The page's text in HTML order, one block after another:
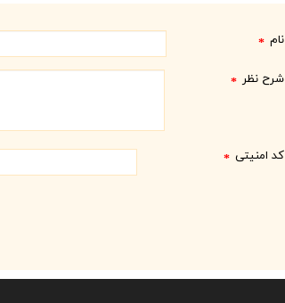
نام *
شرح نظر *
کد امنیتی *